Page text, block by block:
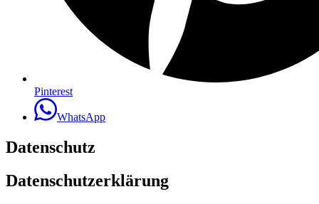
Pinterest
WhatsApp
Datenschutz
Datenschutzerklärung